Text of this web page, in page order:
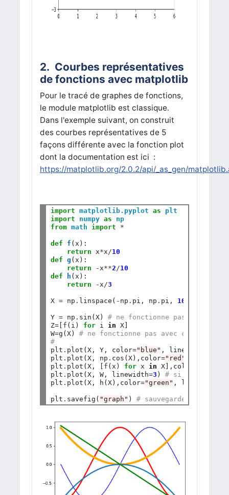
2. Courbes représentatives
de fonctions avec matplotlib
Pour le tracé de graphes de fonctions,
le module matplotlib est classique.
Dans l'exemple suivant, on construit
des courbes représentatives de 5
façons différente avec la fonction plot
dont la documentation est ici :
https://matplotlib.org/2.0.2/api/_as_gen/
import matplotlib.pyplot as
plt
import
numpy as
np
from math import *
def f (x):
return x*x /10
def
g (x):
return
- x**2 /10
def
h (x):
return
- x /3
X = np . linspace( - np . pi, np . pi, 100
Y = np . sin(X) # ne fonctionne pas avec
Z= [f(i) for i in X]
W=g(X) # ne fonctionne pas avec cos(X),
#
plt . plot(X, Y, color="blue" , linewidth
plt . plot(X, np . cos(X),color="red"
plt . plot(X, [f(x) for x in X],color
plt . plot(X, W, linewidth=3 ) # si on ne
plt . plot(X, h(X),color="green" , linewidth
plt . savefig( "graph" ) # sauvegarde l'image